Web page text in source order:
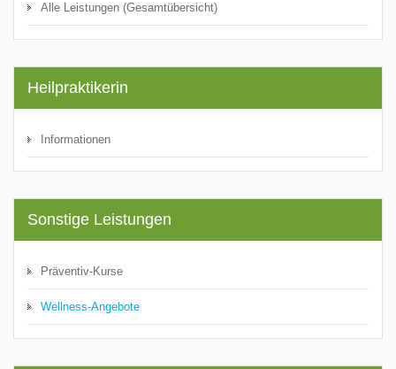
Alle Leistungen (Gesamtübersicht)
Heilpraktikerin
Informationen
Sonstige Leistungen
Präventiv-Kurse
Wellness-Angebote